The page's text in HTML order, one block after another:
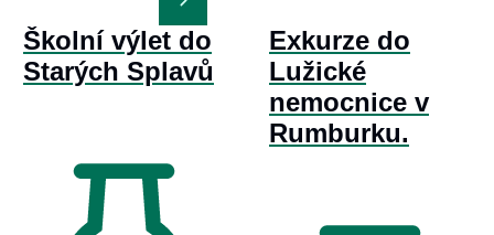
Školní výlet do
Starých Splavů
Exkurze do
Lužické
nemocnice v
Rumburku.